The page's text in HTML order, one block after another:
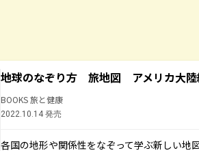
地球のなぞり方 旅地図 アメリカ大陸
BOOKS 旅と健康
2022.10.14 発売
各国の地形や関係性をなぞって学ぶ新しい地